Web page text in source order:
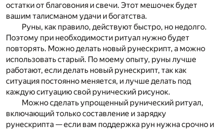
остатки от благовония и свечи. Этот мешочек будет
вашим талисманом удачи и богатства.
Руны, как правило, действуют быстро, но недолго.
Поэтому при необходимости ритуал нужно будет
повторять. Можно делать новый рунескрипт, а можно
использовать старый. По моему опыту, руны лучше
работают, если делать новый рунескрипт, так как
ситуация постоянно меняется, и лучше делать под
каждую ситуацию свой рунический рисунок.
Можно сделать упрощенный рунический ритуал,
включающий только составление и зарядку
рунескрипта — если вам поддержка рун нужна срочно и